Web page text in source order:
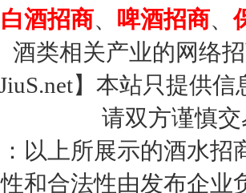
白酒招商、 啤酒招商、
酒类相关产业的网络
】本站只提供
请双方谨慎
以上所展示的酒水
和合法性由发布企业